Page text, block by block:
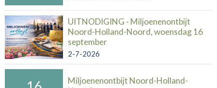
UITNODIGING - Miljoenenontbijt
Noord-Holland-Noord, woensdag 16
september
2-7-2026
Miljoenenontbijt Noord-Holland-